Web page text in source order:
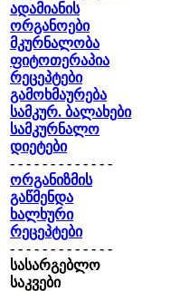
ადამიანის
ორგანოები
მკურნალობა
ფიტოთერაპია
რეცეპტები
გამოხმაურება
სამკურ. ბალახები
სამკურნალო
დიეტები
- - - - - - - - - - - - -
ორგანიზმის
გაწმენდა
ხალხური
რეცეპტები
- - - - - - - - - - - - -
სასარგებლო
საკვები